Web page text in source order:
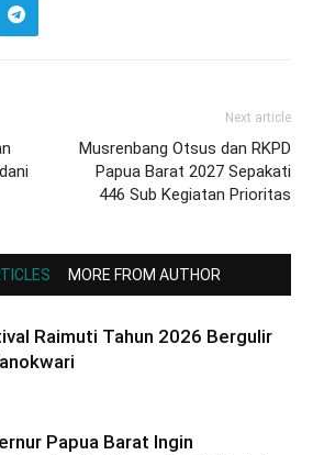
Next article
Musrenbang Otsus dan RKPD
Papua Barat 2027 Sepakati
446 Sub Kegiatan Prioritas
MORE FROM AUTHOR
Raimuti Tahun 2026 Bergulir
Papua Barat Ingin